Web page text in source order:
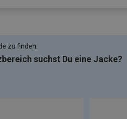
zu finden.
suchst Du eine Jacke?